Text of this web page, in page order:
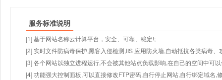
服务标准说明
[1] 基于网站名称云计算平台，安全、可靠、稳定!;
[2] 实时文件防病毒保护,黑客入侵检测,IIS 应用防火墙,自动抵抗各类病毒、
[3] 各个网站以独立进程运行,不会被其他站点负载影响,在自己的空间中可
[4] 功能强大控制面板,可以直接修改FTP密码,自行停止网站,自行绑定域名,